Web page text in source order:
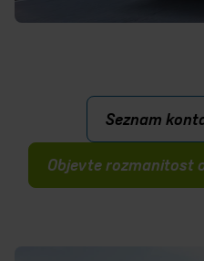
Seznam
Objevte rozmanitost